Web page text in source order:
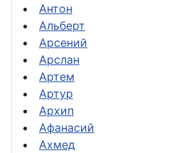
Антон
Альберт
Арсений
Арслан
Артем
Артур
Архип
Афанасий
Ахмед